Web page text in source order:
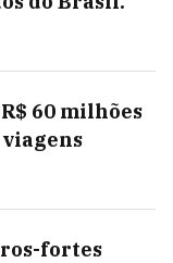
60 milhões
viagens
fortes